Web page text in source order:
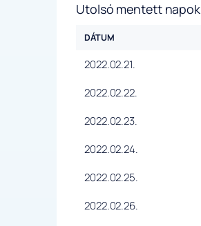
Utolsó mentett napok
DÁTUM
2022.02.21.
2022.02.22.
2022.02.23.
2022.02.24.
2022.02.25.
2022.02.26.